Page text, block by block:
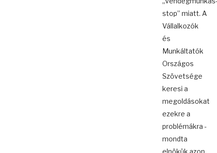
stop” miatt. A
Vállalkozók
és
Munkáltatók
Országos
Szövetsége
keresi a
megoldásokat
ezekre a
problémákra -
mondta